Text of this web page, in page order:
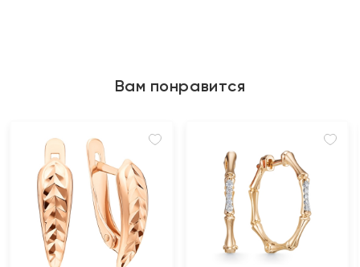
Вам понравится